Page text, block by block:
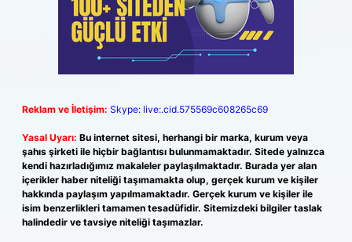
Reklam ve İletişim: Skype: live:.cid.575569c608265c69
Yasal Uyarı: Bu internet sitesi, herhangi bir marka, kurum veya
şahıs şirketi ile hiçbir bağlantısı bulunmamaktadır. Sitede yalnızca
kendi hazırladığımız makaleler paylaşılmaktadır. Burada yer alan
içerikler haber niteliği taşımamakta olup, gerçek kurum ve kişiler
hakkında paylaşım yapılmamaktadır. Gerçek kurum ve kişiler ile
isim benzerlikleri tamamen tesadüfidir. Sitemizdeki bilgiler taslak
halindedir ve tavsiye niteliği taşımazlar.